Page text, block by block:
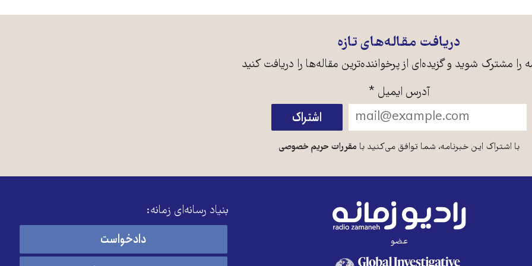
دریافت مقاله‌های تازه
را مشترک شوید و گزیده‌ای از پرخواننده‌ترین مقاله‌ها را دریافت کنید
آدرس ایمیل *
با اشتراک این خبرنامه، شما توافق می‌کنید با مقررات حریم خصوصی
عضو
بنیاد رسانه‌ای زمانه:
دادخواست